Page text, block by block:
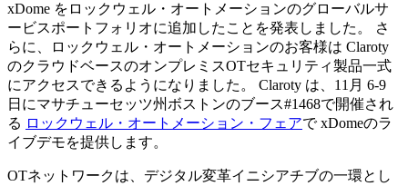
xDome をロックウェル・オートメーションのグローバルサ
ービスポートフォリオに追加したことを発表しました。 さ
らに、ロックウェル・オートメーションのお客様は Claroty
のクラウドベースのオンプレミスOTセキュリティ製品一式
にアクセスできるようになりました。 Claroty は、11月 6-9
日にマサチューセッツ州ボストンのブース#1468で開催され
る ロックウェル・オートメーション・フェアで xDomeのラ
イブデモを提供します。
OTネットワークは、デジタル変革イニシアチブの一環とし